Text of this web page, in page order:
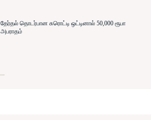
தேர்தல் தொடர்பான சுரொட்டி ஒட்டினால் 50,000 ரூபா
அபராதம்